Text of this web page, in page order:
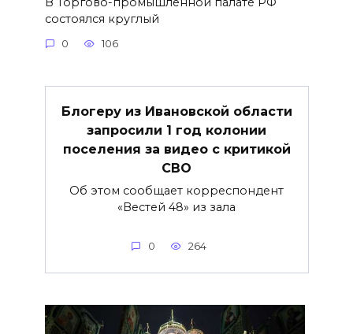
состоялся круглый
0 106
Блогеру из Ивановской области
запросили 1 год колонии
поселения за видео с критикой
СВО
Об этом сообщает корреспондент
«Вестей 48» из зала
0 264